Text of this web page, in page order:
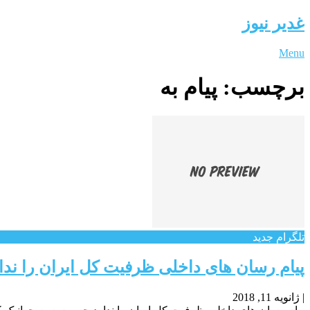
غدیر نیوز
Menu
برچسب: پیام به
تلگرام جدید
پیام رسان های داخلی ظرفیت کل ایران را
| ژانویه 11, 2018